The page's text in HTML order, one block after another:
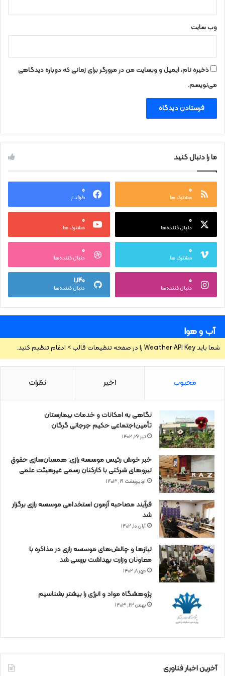
وب‌ سایت
ذخیره نام، ایمیل و وبسایت من در مرورگر برای زمانی که دوباره دیدگاهی
می‌نویسم.
ما را دنبال کنید
۰
مشترک ها
۰
طرفدار
۰
دنبال کننده‌ها
۰
مشترک ها
۰
مشترک ها
۰
دنبال کننده‌ها
۰
دنبال کننده‌ها
۱,۱۴۰
دنبال کننده‌ها
آب و هوا
شما باید Weather API Key را در صفحه تنظیمات قالب > ادغام تنظیم کنید.
محبوب اخیر نظرات
نگاهی به امکانات و خدمات بیمارستان
تأمین‌اجتماعی حکیم جرجانی گرگان
تیر ۲۶, ۱۴۰۲
خبر خوش رئیس موسسه رازی: همسان‌سازی حقوق
نیروهای شرکتی با کارکنان رسمی غیرهیئت علمی
اردیبهشت ۱۹, ۱۴۰۳
فرآیند مصاحبه آزمون استخدامی موسسه رازی برگزار
شد
آبان ۱۰, ۱۴۰۲
نیازها و چالش‌های موسسه رازی در مذاکره با
معاونان وزارت بهداشت بررسی شد
مهر ۸, ۱۴۰۲
پژوهشگاه مواد و انرژی را بیشتر بشناسیم
بهمن ۲۲, ۱۴۰۳
آخرین اخبار فناوری